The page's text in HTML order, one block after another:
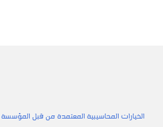
الخيارات المحاسيبية المعتمدة من قبل المؤسسة